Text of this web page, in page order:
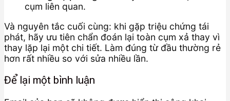
cụm liên quan.
Và nguyên tắc cuối cùng: khi gặp triệu chứng tái
phát, hãy ưu tiên chẩn đoán lại toàn cụm xả thay vì
thay lặp lại một chi tiết. Làm đúng từ đầu thường rẻ
hơn rất nhiều so với sửa nhiều lần.
Để lại một bình luận